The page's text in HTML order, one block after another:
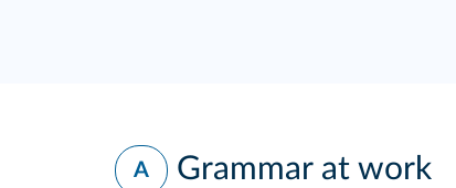
A Grammar at work